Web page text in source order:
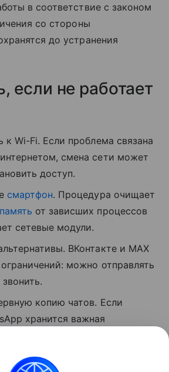
в соответствие с законом
со стороны
до устранения
если не работает
к Wi-Fi. Если проблема связана
смена сети может
доступ.
смартфон. Процедура очищает
от зависших процессов
сетевые модули.
ВКонтакте и MAX
можно отправлять
копию чатов. Если
хранится важная